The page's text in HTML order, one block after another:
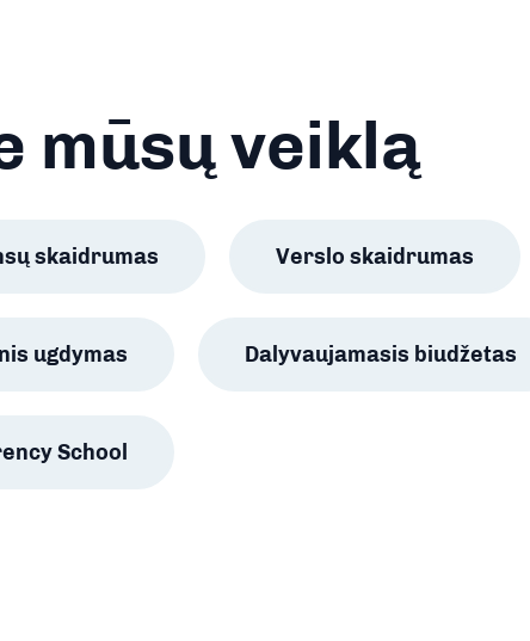
mūsų veiklą
skaidrumas Verslo skaidrumas
ugdymas Dalyvaujamasis biudžetas
School